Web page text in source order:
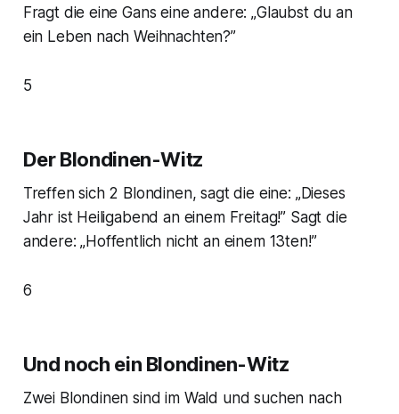
Fragt die eine Gans eine andere: „Glaubst du an
ein Leben nach Weihnachten?”
5
Der Blondinen-Witz
Treffen sich 2 Blondinen, sagt die eine: „Dieses
Jahr ist Heiligabend an einem Freitag!” Sagt die
andere: „Hoffentlich nicht an einem 13ten!”
6
Und noch ein Blondinen-Witz
Zwei Blondinen sind im Wald und suchen nach